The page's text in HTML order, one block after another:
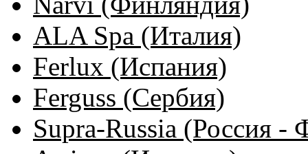
ALA Spa (Италия)
Ferlux (Испания)
Ferguss (Сербия)
Supra-Russia (Россия -